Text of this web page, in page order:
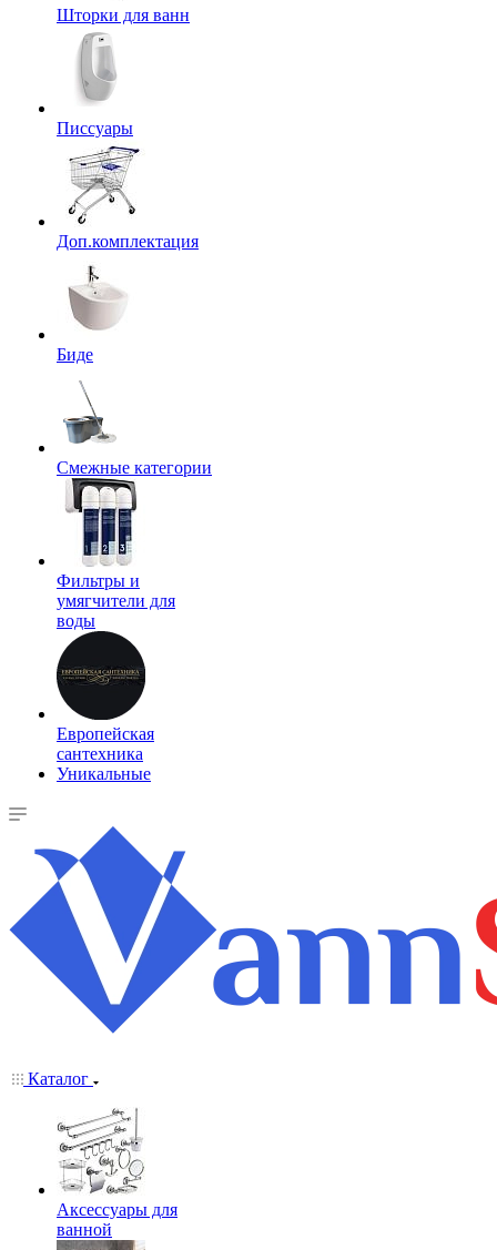
Шторки для ванн
Писсуары
Доп.комплектация
Биде
Смежные категории
Фильтры и
умягчители для
воды
Европейская
сантехника
Уникальные
Каталог
Аксессуары для
ванной